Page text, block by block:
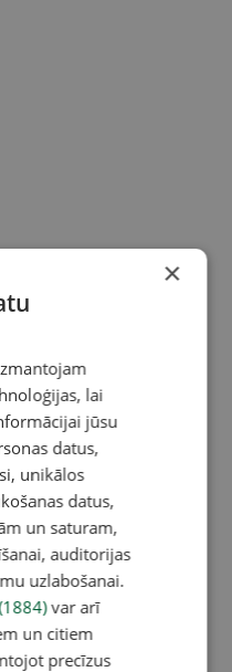
×
lai
jūsu
datus,
unikālos
datus,
un saturam,
auditorijas
uzlabošanai.
var arī
un citiem
precīzus